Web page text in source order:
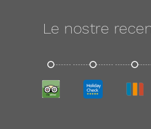
Le nostre